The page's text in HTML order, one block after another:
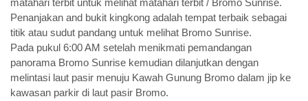
matahari terbit untuk melihat matahari terbit / Bromo Sunrise.
Penanjakan and bukit kingkong adalah tempat terbaik sebagai
titik atau sudut pandang untuk melihat Bromo Sunrise.
Pada pukul 6:00 AM setelah menikmati pemandangan
panorama Bromo Sunrise kemudian dilanjutkan dengan
melintasi laut pasir menuju Kawah Gunung Bromo dalam jip ke
kawasan parkir di laut pasir Bromo.